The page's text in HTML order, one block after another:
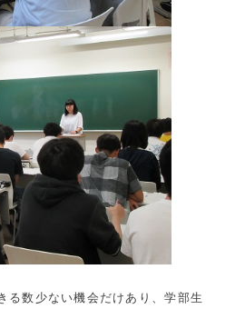
る数少ない機会だけあり、学部生